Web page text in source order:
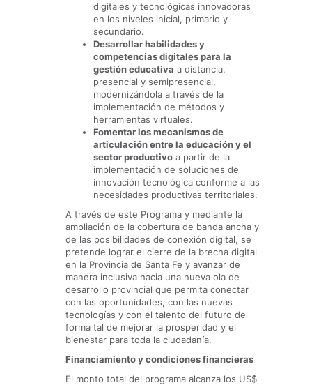
digitales y tecnológicas innovadoras
en los niveles inicial, primario y
secundario.
Desarrollar habilidades y
competencias digitales para la
gestión educativa a distancia,
presencial y semipresencial,
modernizándola a través de la
implementación de métodos y
herramientas virtuales.
Fomentar los mecanismos de
articulación entre la educación y el
sector productivo a partir de la
implementación de soluciones de
innovación tecnológica conforme a las
necesidades productivas territoriales.
A través de este Programa y mediante la
ampliación de la cobertura de banda ancha y
de las posibilidades de conexión digital, se
pretende lograr el cierre de la brecha digital
en la Provincia de Santa Fe y avanzar de
manera inclusiva hacia una nueva ola de
desarrollo provincial que permita conectar
con las oportunidades, con las nuevas
tecnologías y con el talento del futuro de
forma tal de mejorar la prosperidad y el
bienestar para toda la ciudadanía.
Financiamiento y condiciones financieras
El monto total del programa alcanza los US$